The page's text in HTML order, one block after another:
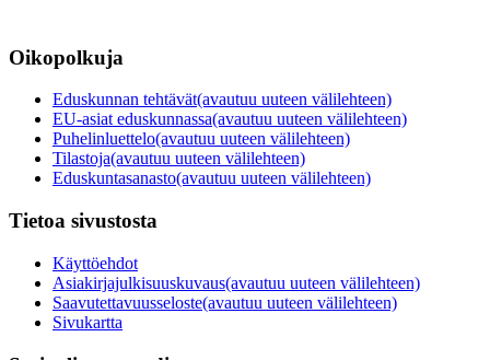
Oikopolkuja
Eduskunnan tehtävät(avautuu uuteen välilehteen)
EU-asiat eduskunnassa(avautuu uuteen välilehteen)
Puhelinluettelo(avautuu uuteen välilehteen)
Tilastoja(avautuu uuteen välilehteen)
Eduskuntasanasto(avautuu uuteen välilehteen)
Tietoa sivustosta
Käyttöehdot
Asiakirjajulkisuuskuvaus(avautuu uuteen välilehteen)
Saavutettavuusseloste(avautuu uuteen välilehteen)
Sivukartta